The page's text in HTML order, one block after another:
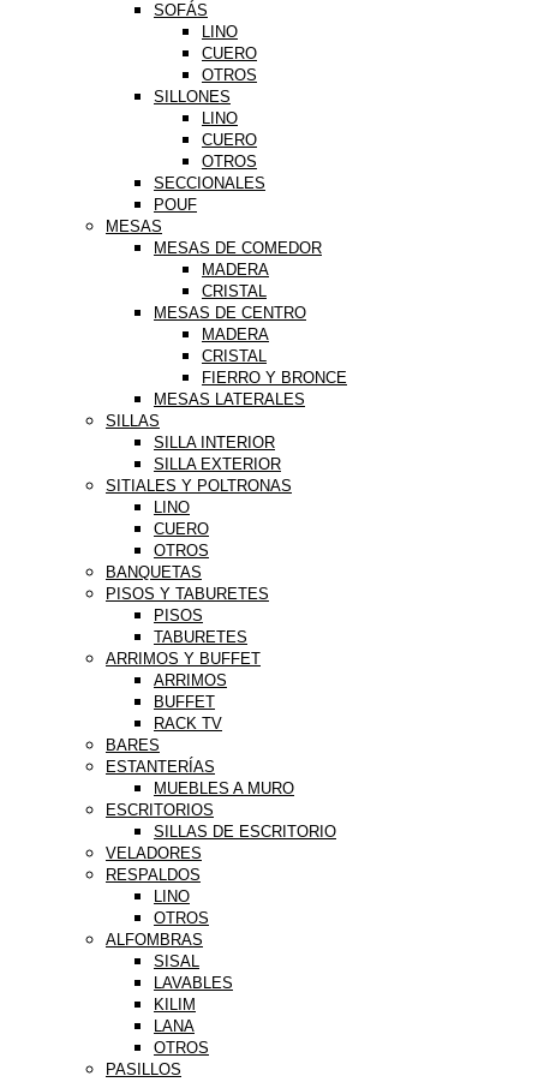
SOFÁS
LINO
CUERO
OTROS
SILLONES
LINO
CUERO
OTROS
SECCIONALES
POUF
MESAS
MESAS DE COMEDOR
MADERA
CRISTAL
MESAS DE CENTRO
MADERA
CRISTAL
FIERRO Y BRONCE
MESAS LATERALES
SILLAS
SILLA INTERIOR
SILLA EXTERIOR
SITIALES Y POLTRONAS
LINO
CUERO
OTROS
BANQUETAS
PISOS Y TABURETES
PISOS
TABURETES
ARRIMOS Y BUFFET
ARRIMOS
BUFFET
RACK TV
BARES
ESTANTERÍAS
MUEBLES A MURO
ESCRITORIOS
SILLAS DE ESCRITORIO
VELADORES
RESPALDOS
LINO
OTROS
ALFOMBRAS
SISAL
LAVABLES
KILIM
LANA
OTROS
PASILLOS